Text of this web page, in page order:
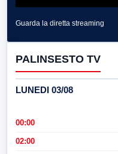
Guarda la diretta streaming
PALINSESTO TV
LUNEDI 03/08
00:00
02:00